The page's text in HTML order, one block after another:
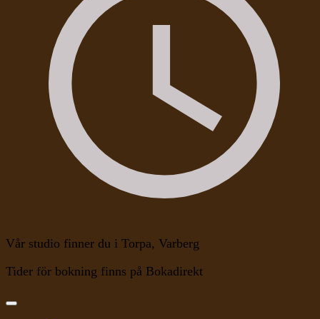
Vår studio finner du i Torpa, Varberg
Tider för bokning finns på Bokadirekt